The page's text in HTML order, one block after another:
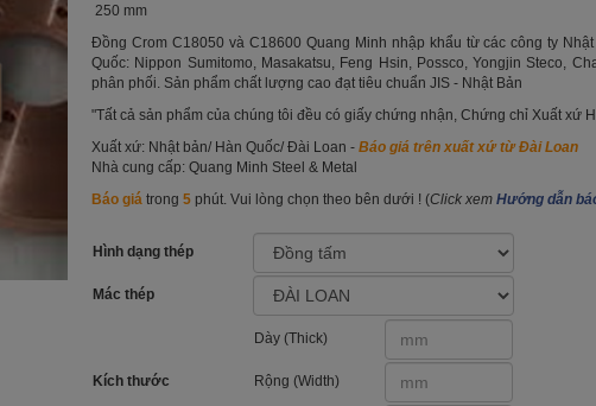
250 mm
Đồng Crom C18050 và C18600 Quang Minh nhập khẩu từ các công ty
Quốc: Nippon Sumitomo, Masakatsu, Feng Hsin, Possco, Yongjin Steco,
phân phối. Sản phẩm chất lượng cao đạt tiêu chuẩn JIS - Nhật Bản
"Tất cả sản phẩm của chúng tôi đều có giấy chứng nhận, Chứng chỉ Xuất xứ
Xuất xứ: Nhật bản/ Hàn Quốc/ Đài Loan - Báo giá trên xuất xứ từ Đài Loan
Nhà cung cấp: Quang Minh Steel & Metal
Báo giá trong 5 phút. Vui lòng chọn theo bên dưới ! (Click xem Hướng dẫn
Hình dạng thép
Mác thép
Kích thước
Dày (Thick)
Rộng (Width)